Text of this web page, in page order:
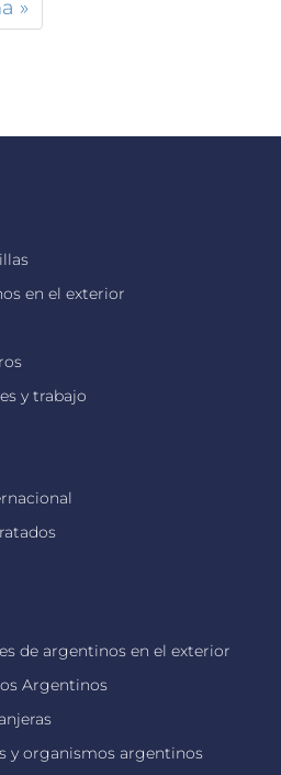
»
en el exterior
y trabajo
de argentinos en el exterior
Argentinos
y organismos argentinos